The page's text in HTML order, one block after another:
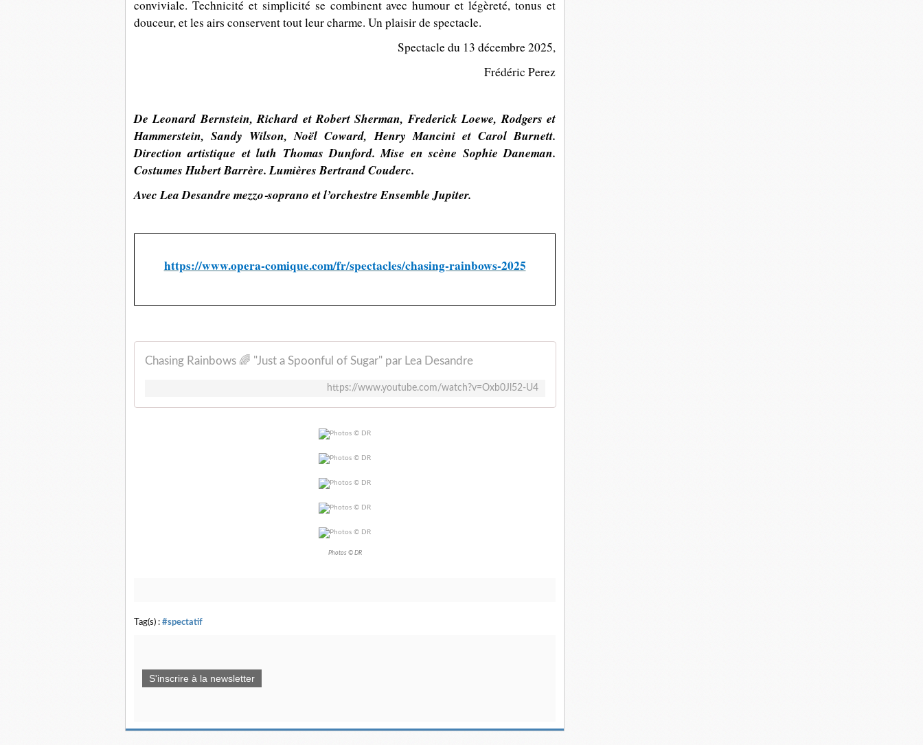
conviviale. Technicité et simplicité se combinent avec humour et légèreté, tonus et
douceur, et les airs conservent tout leur charme. Un plaisir de spectacle.
Spectacle du 13 décembre 2025,
Frédéric Perez
De Leonard Bernstein, Richard et Robert Sherman, Frederick Loewe, Rodgers et
Hammerstein, Sandy Wilson, Noël Coward, Henry Mancini et Carol Burnett.
Direction artistique et luth Thomas Dunford. Mise en scène Sophie Daneman.
Costumes Hubert Barrère. Lumières Bertrand Couderc.
Avec Lea Desandre mezzo‑soprano et l’orchestre Ensemble Jupiter.
https://www.opera-comique.com/fr/spectacles/chasing-rainbows-2025
Chasing Rainbows 🌈 "Just a Spoonful of Sugar" par Lea Desandre
https://www.youtube.com/watch?v=Oxb0Jl52-U4
Photos © DR
Tag(s) : #spectatif
S'inscrire à la newsletter